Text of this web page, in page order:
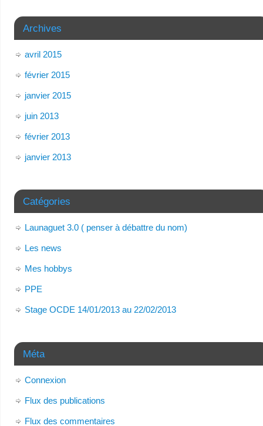
Archives
avril 2015
février 2015
janvier 2015
juin 2013
février 2013
janvier 2013
Catégories
Launaguet 3.0 ( penser à débattre du nom)
Les news
Mes hobbys
PPE
Stage OCDE 14/01/2013 au 22/02/2013
Méta
Connexion
Flux des publications
Flux des commentaires